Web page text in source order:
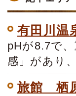
有田川
pHが8.7で
感」があり
旅館 栖